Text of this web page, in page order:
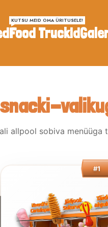
Food Truckid
KUTSU MEID OMA ÜRITUSELE!
allpool sobiva menüüga
#1